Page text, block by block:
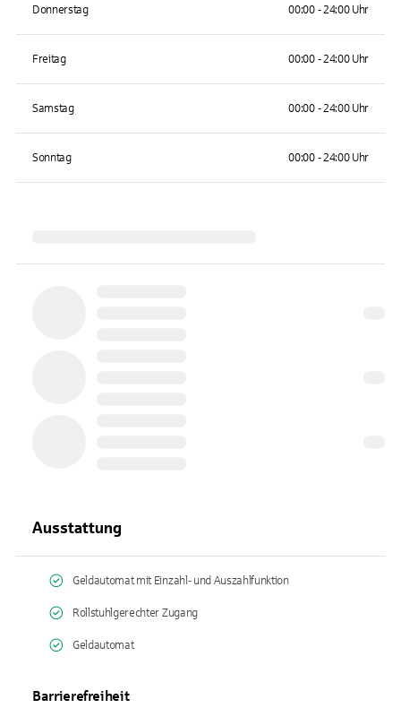
Donnerstag 00:00 - 24:00 Uhr
Freitag 00:00 - 24:00 Uhr
Samstag 00:00 - 24:00 Uhr
Sonntag 00:00 - 24:00 Uhr
Ausstattung
Geldautomat mit Einzahl- und Auszahlfunktion
Rollstuhlgerechter Zugang
Geldautomat
Barrierefreiheit